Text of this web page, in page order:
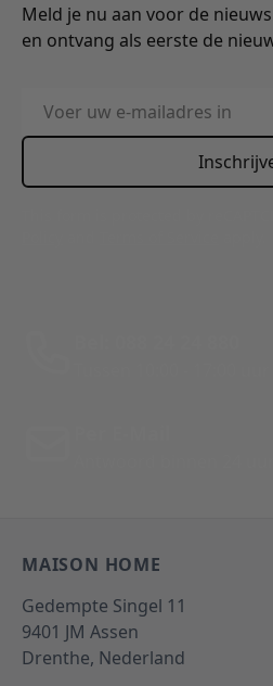
Meld je nu aan voor de
en ontvang als eerste de
E-mailadres
MAISON HOME
Gedempte Singel 11
9401 JM Assen
Drenthe, Nederland